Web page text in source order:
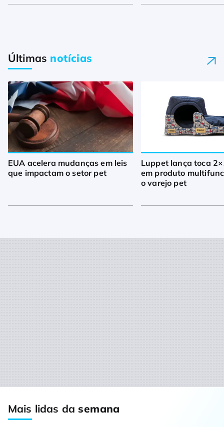
Últimas notícias
EUA acelera mudanças em leis
que impactam o setor pet
Luppet lança toca
em produto
o varejo pet
Mais lidas dasemana